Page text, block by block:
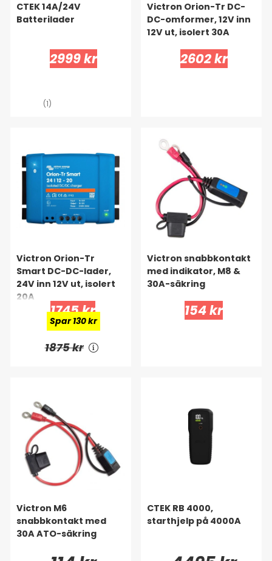
CTEK 14A/24V
Batterilader
2999 kr
(1)
Victron Orion-Tr DC-
DC-omformer, 12V inn
12V ut, isolert 30A
2602 kr
Victron Orion-Tr
Smart DC-DC-lader,
24V inn 12V ut, isolert
20A
1745 kr
Spar 130 kr
1875 kr
Victron snabbkontakt
med indikator, M8 &
30A-säkring
154 kr
Victron M6
snabbkontakt med
30A ATO-säkring
CTEK RB 4000,
starthjelp på 4000A